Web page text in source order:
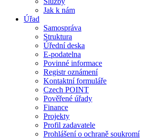
Jak k nám
Úřad
Samospráva
Struktura
Úřední deska
E-podatelna
Povinné informace
Registr oznámení
Kontaktní formuláře
Czech POINT
Pověřené úřady
Finance
Projekty
Profil zadavatele
Prohlášení o ochraně soukromí